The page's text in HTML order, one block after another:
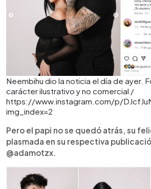
Neembihu dio la noticia el día de ayer.
carácter ilustrativo y no comercial /
https://www.instagram.com/p/
img_index=2
Pero el papi no se quedó atrás, su
plasmada en su respectiva
@adamotzx.